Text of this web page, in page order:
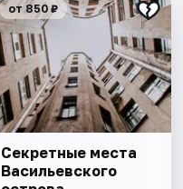
от 850 ₽
Секретные места
Васильевского